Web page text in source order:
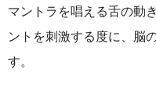
マントラを唱える舌の動
ントを刺激する度に、脳
す。